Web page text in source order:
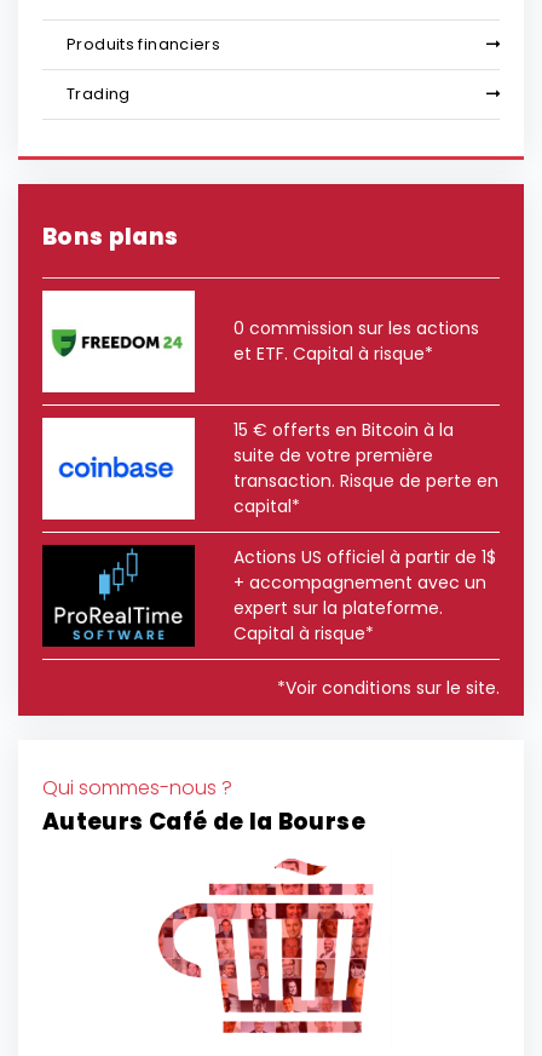
Produits financiers
Trading
Bons plans
0 commission sur les actions
et ETF. Capital à risque*
15 € offerts en Bitcoin à la
suite de votre première
transaction. Risque de perte en
capital*
Actions US officiel à partir de 1$
+ accompagnement avec un
expert sur la plateforme.
Capital à risque*
*Voir conditions sur le site.
Qui sommes-nous ?
Auteurs Café de la Bourse